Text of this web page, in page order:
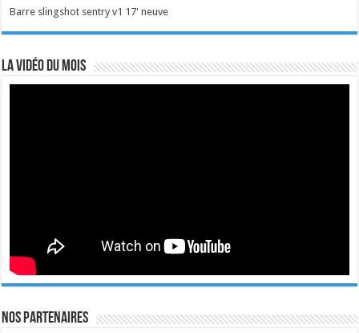
Barre slingshot sentry v1 17' neuve
La vidéo du mois
Nos Partenaires